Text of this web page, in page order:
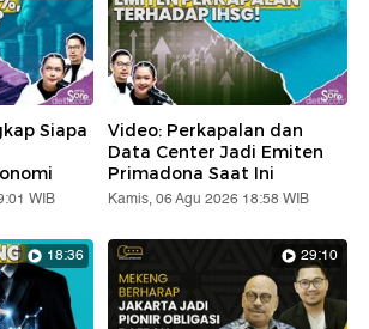
Siapa
WIB
Video: Perkapalan dan
Data Center Jadi Emiten
Primadona Saat Ini
Kamis, 06 Agu 2026 18:58 WIB
18:36 29:10